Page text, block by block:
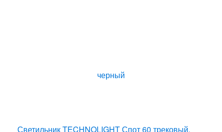
Светильник TECHNOLIGHT Спот 60 трековый,